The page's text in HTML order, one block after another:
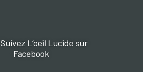
Suivez L’oeil Lucide sur
Facebook